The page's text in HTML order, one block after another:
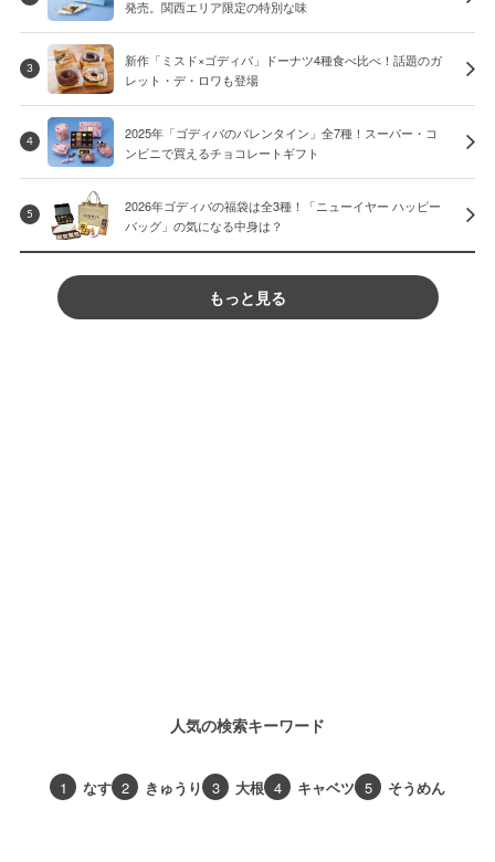
発売。関西エリア限定の特別な味
3
新作「ミスド×ゴディバ」ドーナツ4種食べ比べ！話題のガ
レット・デ・ロワも登場
4
2025年「ゴディバのバレンタイン」全7種！スーパー・コ
ンビニで買えるチョコレートギフト
5
2026年ゴディバの福袋は全3種！「ニューイヤー ハッピー
バッグ」の気になる中身は？
もっと見る
人気の検索キーワード
1 なす 2 きゅうり 3 大根 4 キャベツ 5 そうめん